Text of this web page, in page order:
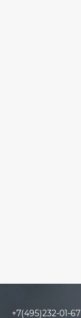
+7(495)232-01-67